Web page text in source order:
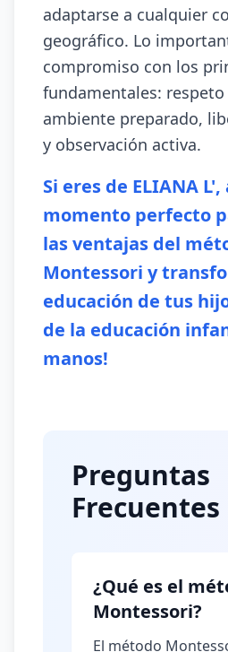
adaptarse a cualquier
geográfico. Lo
compromiso con los
fundamentales:
ambiente preparado,
y observación activa.
Si eres de ELIANA
momento perfecto
las ventajas del
Montessori y
educación de tus
de la educación
manos!
Preguntas
Frecuentes
¿Qué es el
Montessori?
El método